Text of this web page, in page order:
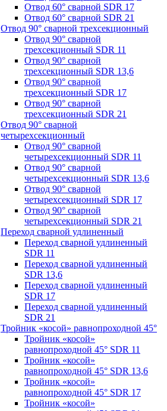
Отвод 60° сварной SDR 17
Отвод 60° сварной SDR 21
Отвод 90° сварной трехсекционный
Отвод 90° сварной
трехсекционный SDR 11
Отвод 90° сварной
трехсекционный SDR 13,6
Отвод 90° сварной
трехсекционный SDR 17
Отвод 90° сварной
трехсекционный SDR 21
Отвод 90° сварной
четырехсекционный
Отвод 90° сварной
четырехсекционный SDR 11
Отвод 90° сварной
четырехсекционный SDR 13,6
Отвод 90° сварной
четырехсекционный SDR 17
Отвод 90° сварной
четырехсекционный SDR 21
Переход сварной удлиненный
Переход сварной удлиненный
SDR 11
Переход сварной удлиненный
SDR 13,6
Переход сварной удлиненный
SDR 17
Переход сварной удлиненный
SDR 21
Тройник «косой» равнопроходной 45°
Тройник «косой»
равнопроходной 45° SDR 11
Тройник «косой»
равнопроходной 45° SDR 13,6
Тройник «косой»
равнопроходной 45° SDR 17
Тройник «косой»